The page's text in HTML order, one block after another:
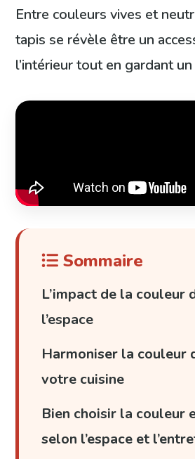
Entre couleurs vives et
tapis se révèle être un
l’intérieur tout en gardant
Sommaire
L’impact de la couleur
l’espace
Harmoniser la couleur
votre cuisine
Bien choisir la couleur
selon l’espace et